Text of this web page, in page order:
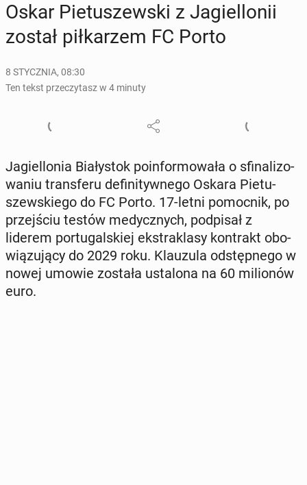
Oskar Pie­tu­szew­ski z Ja­giel­lo­nii
został pił­ka­rzem FC Porto
8 STYCZNIA, 08:30
Ten tekst przeczytasz w 4 minuty
Ja­giel­lo­nia Bia­ły­stok po­in­for­mo­wa­ła o sfi­na­li­zo­
wa­niu trans­fe­ru de­fi­ni­tyw­ne­go Oskara Pie­tu­
szew­skie­go do FC Porto. 17-letni po­moc­nik, po
przej­ściu testów me­dycz­nych, pod­pi­sał z
liderem por­tu­gal­skiej eks­tra­kla­sy kon­trakt obo­
wią­zu­ją­cy do 2029 roku. Klau­zu­la od­stęp­ne­go w
nowej umowie została usta­lo­na na 60 mi­lio­nów
euro.